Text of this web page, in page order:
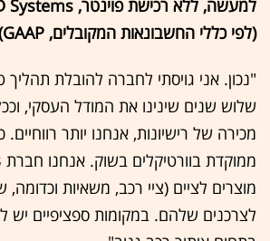
(לפי כללי החשבונאות המקובלים, GAAP).
"נכון. אני גויסתי לחברה להובלת תהליך
שלוש שנים שינינו את המודל העסקי,
מכירה של רישיונות, אנחנו יותר
מוצרים לציים (ציי רכב, משאיות